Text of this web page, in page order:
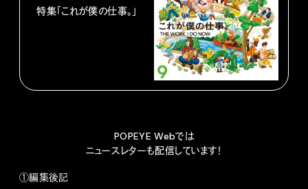
特集「これが僕の仕事。」
POPEYE Webでは
ニュースレターも配信しています！
①編集後記